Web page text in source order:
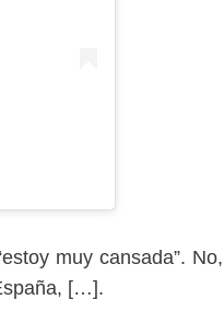
muy cansada”.
[…].